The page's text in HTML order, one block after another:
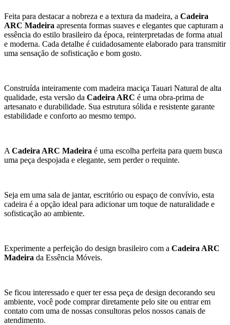
Feita para destacar a nobreza e a textura da madeira, a Cadeira
ARC Madeira apresenta formas suaves e elegantes que capturam a
essência do estilo brasileiro da época, reinterpretadas de forma atual
e moderna. Cada detalhe é cuidadosamente elaborado para transmitir
uma sensação de sofisticação e bom gosto.
Construída inteiramente com madeira maciça Tauari Natural de alta
qualidade, esta versão da Cadeira ARC é uma obra-prima de
artesanato e durabilidade. Sua estrutura sólida e resistente garante
estabilidade e conforto ao mesmo tempo.
A Cadeira ARC Madeira é uma escolha perfeita para quem busca
uma peça despojada e elegante, sem perder o requinte.
Seja em uma sala de jantar, escritório ou espaço de convívio, esta
cadeira é a opção ideal para adicionar um toque de naturalidade e
sofisticação ao ambiente.
Experimente a perfeição do design brasileiro com a Cadeira ARC
Madeira da Essência Móveis.
Se ficou interessado e quer ter essa peça de design decorando seu
ambiente, você pode comprar diretamente pelo site ou entrar em
contato com uma de nossas consultoras pelos nossos canais de
atendimento.